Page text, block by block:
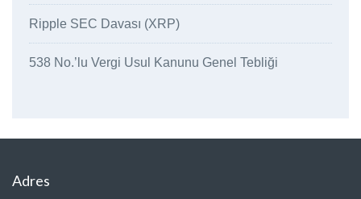
Ripple SEC Davası (XRP)
538 No.’lu Vergi Usul Kanunu Genel Tebliği
Adres